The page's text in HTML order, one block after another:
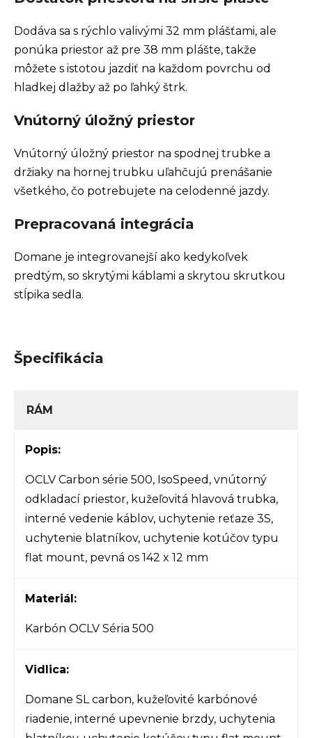
Dodáva sa s rýchlo valivými 32 mm plášťami, ale
ponúka priestor až pre 38 mm plášte, takže
môžete s istotou jazdiť na každom povrchu od
hladkej dlažby až po ľahký štrk.
Vnútorný úložný priestor
Vnútorný úložný priestor na spodnej trubke a
držiaky na hornej trubku uľahčujú prenášanie
všetkého, čo potrebujete na celodenné jazdy.
Prepracovaná integrácia
Domane je integrovanejší ako kedykoľvek
predtým, so skrytými káblami a skrytou skrutkou
stĺpika sedla.
Špecifikácia
RÁM
Popis:
OCLV Carbon série 500, IsoSpeed, vnútorný
odkladací priestor, kužeľovitá hlavová trubka,
interné vedenie káblov, uchytenie reťaze 3S,
uchytenie blatníkov, uchytenie kotúčov typu
flat mount, pevná os 142 x 12 mm
Materiál:
Karbón OCLV Séria 500
Vidlica:
Domane SL carbon, kužeľovité karbónové
riadenie, interné upevnenie brzdy, uchytenia